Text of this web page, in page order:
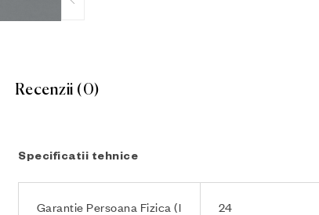
Recenzii (0)
Specificatii tehnice
Garantie Persoana Fizica (l
24